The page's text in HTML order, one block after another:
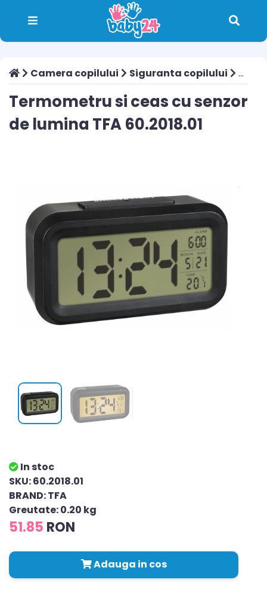
Camera copilului Siguranta copilului
Termometru si ceas cu senzor
de lumina TFA 60.2018.01
In stoc
SKU: 60.2018.01
BRAND: TFA
Greutate: 0.20 kg
51.85 RON
Adauga in cos